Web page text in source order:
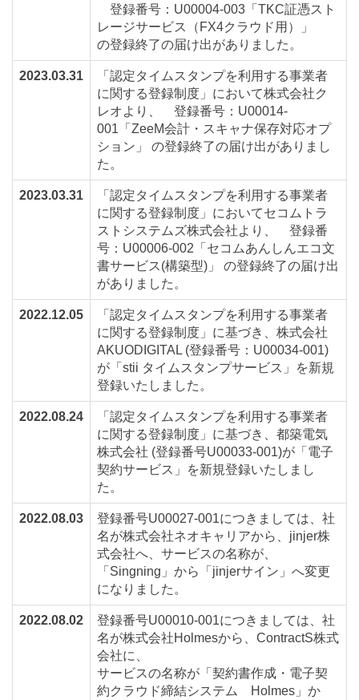
登録番号：U00004-003「TKC証憑スト
レージサービス（FX4クラウド用）」
の登録終了の届け出がありました。
2023.03.31
「認定タイムスタンプを利用する事業者
に関する登録制度」において株式会社ク
レオより、 登録番号：U00014-
001「ZeeM会計・スキャナ保存対応オプ
ション」 の登録終了の届け出がありまし
た。
2023.03.31
「認定タイムスタンプを利用する事業者
に関する登録制度」においてセコムトラ
ストシステムズ株式会社より、 登録番
号：U00006-002「セコムあんしんエコ文
書サービス(構築型)」 の登録終了の届け出
がありました。
2022.12.05
「認定タイムスタンプを利用する事業者
に関する登録制度」に基づき、株式会社
AKUODIGITAL (登録番号：U00034-001)
が「stii タイムスタンプサービス」を新規
登録いたしました。
2022.08.24
「認定タイムスタンプを利用する事業者
に関する登録制度」に基づき、都築電気
株式会社 (登録番号U00033-001)が「電子
契約サービス」を新規登録いたしまし
た。
2022.08.03
登録番号U00027-001につきましては、社
名が株式会社ネオキャリアから、jinjer株
式会社へ、サービスの名称が、
「Singning」から「jinjerサイン」へ変更
になりました。
2022.08.02
登録番号U00010-001につきましては、社
名が株式会社Holmesから、ContractS株式
会社に、
サービスの名称が「契約書作成・電子契
約クラウド締結システム Holmes」か